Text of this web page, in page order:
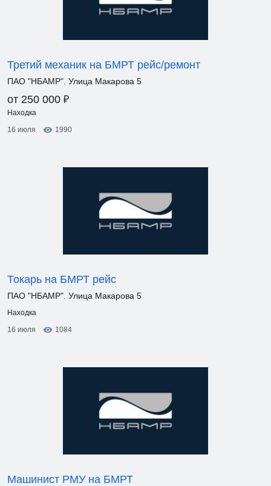
Третий механик на БМРТ рейс/ремонт
ПАО "НБАМР". Улица Макарова 5
от 250 000 ₽
Находка
16 июля
1990
Токарь на БМРТ рейс
ПАО "НБАМР". Улица Макарова 5
Находка
16 июля
1084
Машинист РМУ на БМРТ